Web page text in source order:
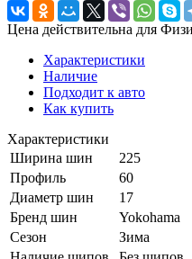
Цена действительна для
Характеристики
Наличие
Подходит к авто
Как купить
Характеристики
Ширина шин
225
Профиль
60
Диаметр шин
17
Бренд шин
Yokohama
Сезон
Зима